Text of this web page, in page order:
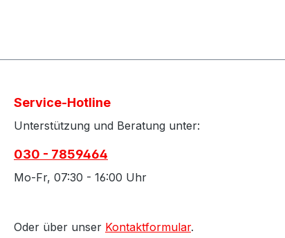
Service-Hotline
Unterstützung und Beratung unter:
030 - 7859464
Mo-Fr, 07:30 - 16:00 Uhr
Oder über unser Kontaktformular.